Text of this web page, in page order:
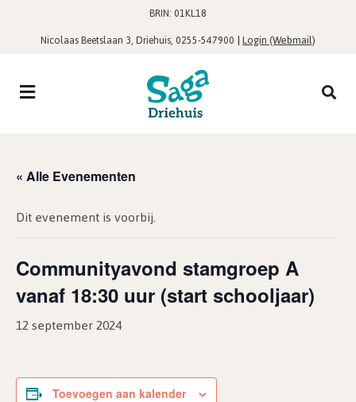
BRIN: 01KL18
Nicolaas Beetslaan 3, Driehuis, 0255-547900 |Login (Webmail)
« Alle Evenementen
Dit evenement is voorbij.
Communityavond stamgroep A
vanaf 18:30 uur (start schooljaar)
12 september 2024
Toevoegen aan kalender